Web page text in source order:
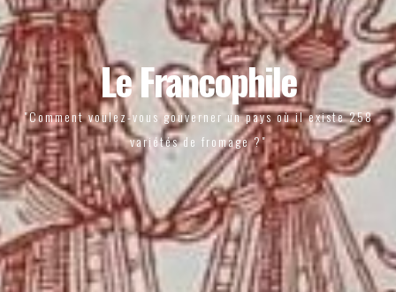
Le Francophile
"Comment voulez-vous gouverner un pays où il existe 258
variétés de fromage ?"